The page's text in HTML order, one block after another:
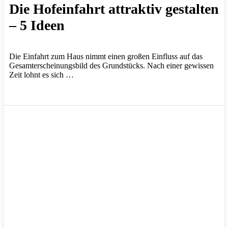
Die Hofeinfahrt attraktiv gestalten
– 5 Ideen
Die Einfahrt zum Haus nimmt einen großen Einfluss auf das
Gesamterscheinungsbild des Grundstücks. Nach einer gewissen
Zeit lohnt es sich …